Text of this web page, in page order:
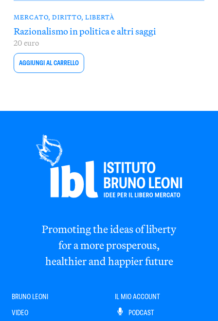
MERCATO, DIRITTO, LIBERTÀ
Razionalismo in politica e altri saggi
20 euro
AGGIUNGI AL CARRELLO
Promoting the ideas of liberty
for a more prosperous,
healthier and happier future
BRUNO LEONI
VIDEO
IL MIO ACCOUNT
PODCAST